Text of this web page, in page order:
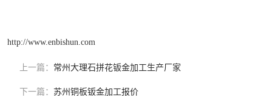
http://www.enbishun.com
上一篇： 常州大理石拼花钣金加工生产厂家
下一篇： 苏州铜板钣金加工报价